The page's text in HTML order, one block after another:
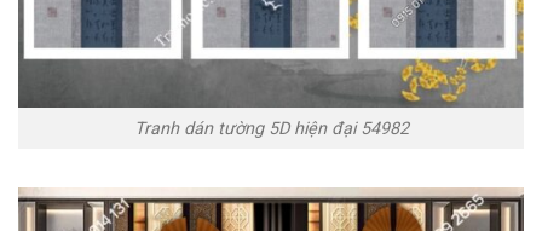
Tranh dán tường 5D hiện đại 54982